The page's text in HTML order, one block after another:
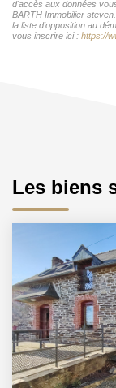
d'accès aux données
BARTH Immobilier
la liste d'opposition au
vous inscrire ici : https://
Les biens